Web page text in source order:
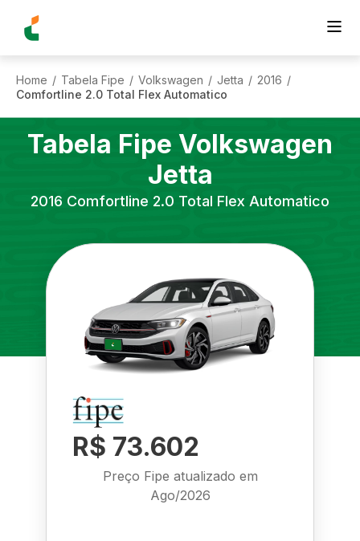
Home / Tabela Fipe / Volkswagen / Jetta / 2016 /
Comfortline 2.0 Total Flex Automatico
Tabela Fipe Volkswagen
Jetta
2016 Comfortline 2.0 Total Flex Automatico
R$ 73.602
Preço Fipe atualizado em
Ago/2026